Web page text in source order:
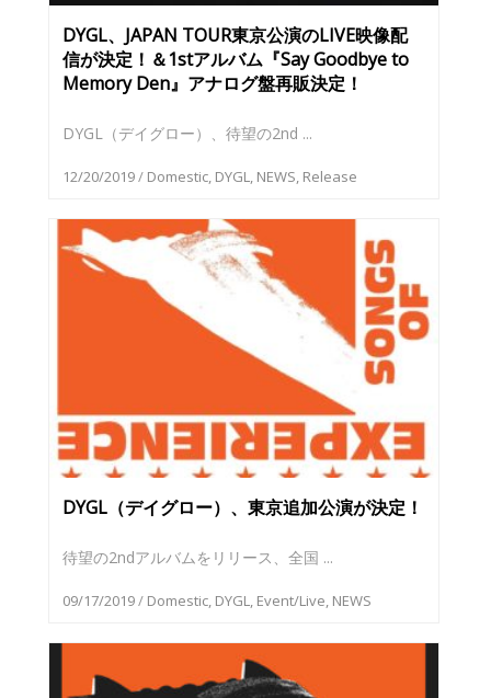
DYGL、JAPAN TOUR東京公演のLIVE映像配
信が決定！＆1stアルバム『Say Goodbye to
Memory Den』アナログ盤再販決定！
DYGL（デイグロー）、待望の2nd ...
12/20/2019/ Domestic, DYGL, NEWS, Release
DYGL（デイグロー）、東京追加公演が決定！
待望の2ndアルバムをリリース、全国 ...
09/17/2019/ Domestic, DYGL, Event/Live, NEWS